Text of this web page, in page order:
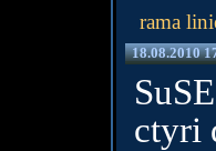
rama
18.08.2010
ctyri